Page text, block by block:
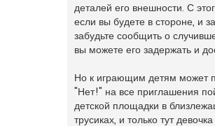
деталей его внешности. С
если вы будете в стороне, и
забудьте сообщить о
вы можете его задержать и
Но к играющим детям может
"Нет!" на все приглашения
детской площадки в
трусиках, и только тут